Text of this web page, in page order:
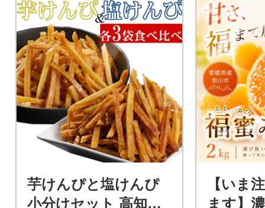
芋けんぴと塩けんぴ
小分けセット 高知県
【いま
ます】